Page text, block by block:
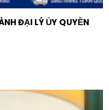
suất cao: Sau khi
mà bằng việc
thống rơ-le bypass
tắt mạch bán
phí điện năng ở
chỉ còn mức tối
ĐẠI LÝ ỦY QUYỀN